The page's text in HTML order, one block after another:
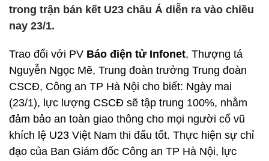
trong trận bán kết U23 châu Á diễn ra vào chiều
nay 23/1.
Trao đổi với PV Báo điện tử Infonet, Thượng tá
Nguyễn Ngọc Mẽ, Trung đoàn trưởng Trung đoàn
CSCĐ, Công an TP Hà Nội cho biết: Ngày mai
(23/1), lực lượng CSCĐ sẽ tập trung 100%, nhằm
đảm bảo an toàn giao thông cho mọi người cổ vũ
khích lệ U23 Việt Nam thi đấu tốt. Thực hiện sự chỉ
đạo của Ban Giám đốc Công an TP Hà Nội, lực